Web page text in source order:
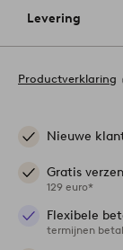
Levering
Productverklaring
Nieuwe
Gratis
129 euro*
Flexibele
termijnen